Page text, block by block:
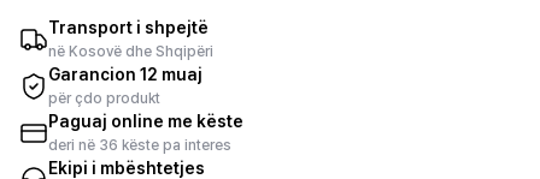
Transport i shpejtë
në Kosovë dhe Shqipëri
Garancion 12 muaj
për çdo produkt
Paguaj online me këste
deri në 36 këste pa interes
Ekipi i mbështetjes